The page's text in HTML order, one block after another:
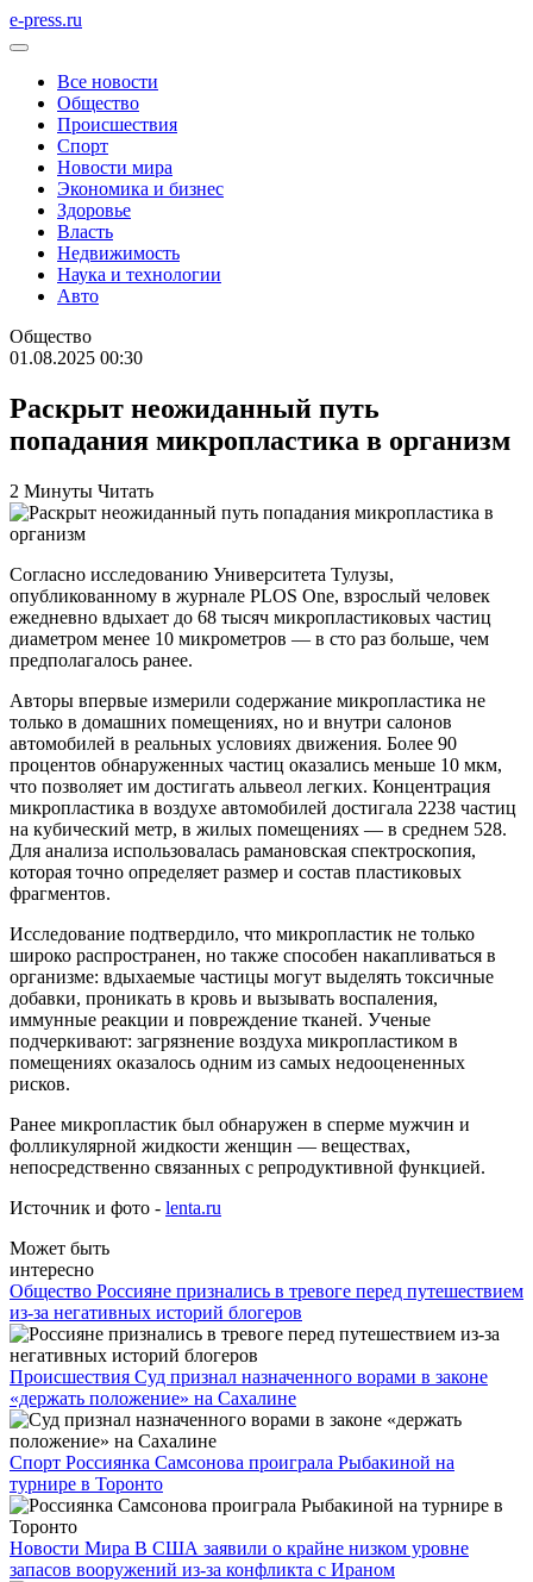
e-press.ru
Все новости
Общество
Происшествия
Спорт
Новости мира
Экономика и бизнес
Здоровье
Власть
Недвижимость
Наука и технологии
Авто
Общество
01.08.2025 00:30
Раскрыт неожиданный путь
попадания микропластика в организм
2 Минуты Читать
Согласно исследованию Университета Тулузы,
опубликованному в журнале PLOS One, взрослый человек
ежедневно вдыхает до 68 тысяч микропластиковых частиц
диаметром менее 10 микрометров — в сто раз больше, чем
предполагалось ранее.
Авторы впервые измерили содержание микропластика не
только в домашних помещениях, но и внутри салонов
автомобилей в реальных условиях движения. Более 90
процентов обнаруженных частиц оказались меньше 10 мкм,
что позволяет им достигать альвеол легких. Концентрация
микропластика в воздухе автомобилей достигала 2238 частиц
на кубический метр, в жилых помещениях — в среднем 528.
Для анализа использовалась рамановская спектроскопия,
которая точно определяет размер и состав пластиковых
фрагментов.
Исследование подтвердило, что микропластик не только
широко распространен, но также способен накапливаться в
организме: вдыхаемые частицы могут выделять токсичные
добавки, проникать в кровь и вызывать воспаления,
иммунные реакции и повреждение тканей. Ученые
подчеркивают: загрязнение воздуха микропластиком в
помещениях оказалось одним из самых недооцененных
рисков.
Ранее микропластик был обнаружен в сперме мужчин и
фолликулярной жидкости женщин — веществах,
непосредственно связанных с репродуктивной функцией.
Источник и фото - lenta.ru
Может быть
интересно
Общество Россияне признались в тревоге перед путешествием
из-за негативных историй блогеров
Происшествия Суд признал назначенного ворами в законе
«держать положение» на Сахалине
Спорт Россиянка Самсонова проиграла Рыбакиной на
турнире в Торонто
Новости Мира В США заявили о крайне низком уровне
запасов вооружений из-за конфликта с Ираном